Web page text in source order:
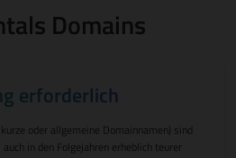
Domains
erforderlich
oder allgemeine Domainnamen) sind
in den Folgejahren erheblich teurer